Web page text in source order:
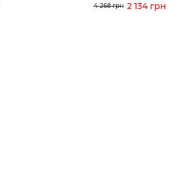
4 268 грн 2 134 грн